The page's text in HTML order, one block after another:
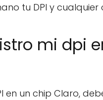
tu DPI y
mi dpi
en un chip Claro,